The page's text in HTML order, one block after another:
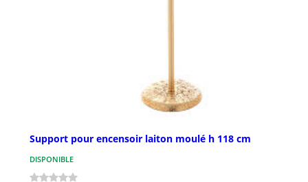
Support pour encensoir laiton moulé h 118 cm
DISPONIBLE